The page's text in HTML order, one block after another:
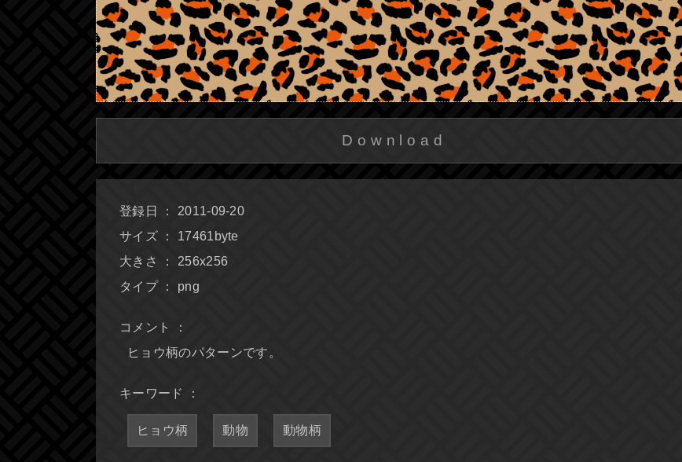
Download
登録日 ： 2011-09-20
サイズ ： 17461byte
大きさ ： 256x256
タイプ ： png
コメント ：
ヒョウ柄のパターンです。
キーワード ：
ヒョウ柄 動物 動物柄